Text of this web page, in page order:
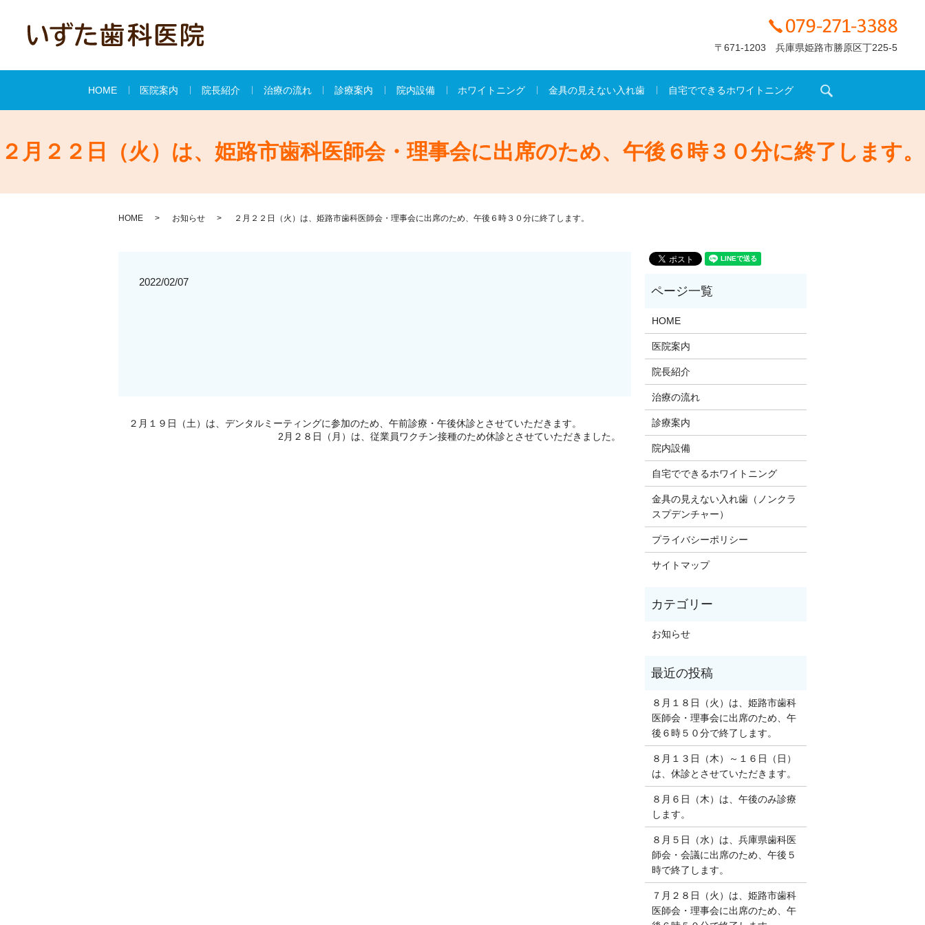
〒671-1203 兵庫県姫路市勝原区丁225-5
HOME 医院案内 院長紹介 治療の流れ 診療案内 院内設備 ホワイトニング 金具の見えない入れ歯 自宅でできるホワイトニング
２月２２日（火）は、姫路市歯科医師会・理事会に出席のため、午後６時３０分に終了します。
HOME お知らせ ２月２２日（火）は、姫路市歯科医師会・理事会に出席のため、午後６時３０分に終了します。
2022/02/07
２月１９日（土）は、デンタルミーティングに参加のため、午前診療・午後休診とさせていただきます。
2月２８日（月）は、従業員ワクチン接種のため休診とさせていただきました。
HOME
医院案内
院長紹介
治療の流れ
診療案内
院内設備
自宅でできるホワイトニング
金具の見えない入れ歯（ノンクラ
スプデンチャー）
プライバシーポリシー
サイトマップ
お知らせ
８月１８日（火）は、姫路市歯科
医師会・理事会に出席のため、午
後６時５０分で終了します。
８月１３日（木）～１６日（日）
は、休診とさせていただきます。
８月６日（木）は、午後のみ診療
します。
８月５日（水）は、兵庫県歯科医
師会・会議に出席のため、午後５
時で終了します。
７月２８日（火）は、姫路市歯科
医師会・理事会に出席のため、午